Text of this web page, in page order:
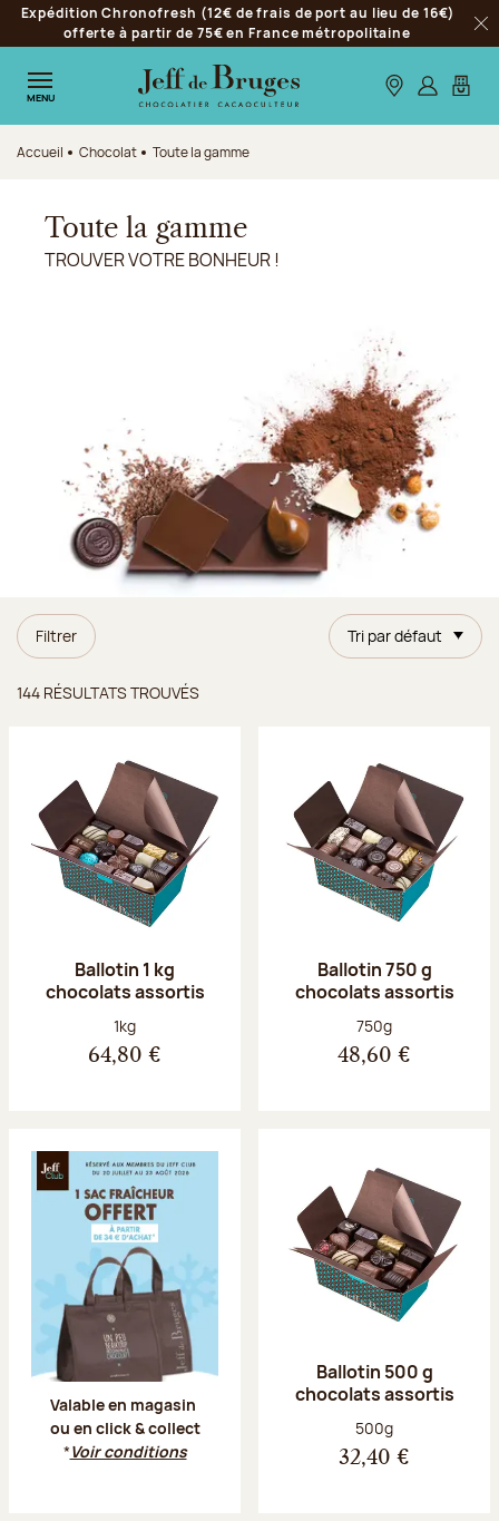
Aller à la navigation
Aller au contenu principal
Aller au pied de page
Expédition Chronofresh (12€ de frais de port au lieu de 16€)
offerte à partir de 75€ en France métropolitaine
MENU Nos boutiques
S’identifier
Mon
Accueil Chocolat Toute la gamme
Toute la gamme
TROUVER VOTRE BONHEUR !
Filtrer Tri par défaut
144 RÉSULTATS TROUVÉS
Ballotin 1 kg
chocolats assortis
Poids net :
1kg
64,80 €
Ballotin 750 g
chocolats assortis
Poids net :
750g
48,60 €
Valable en magasin
ou en click & collect
*Voir conditions
Ballotin 500 g
chocolats assortis
Poids net :
500g
32,40 €